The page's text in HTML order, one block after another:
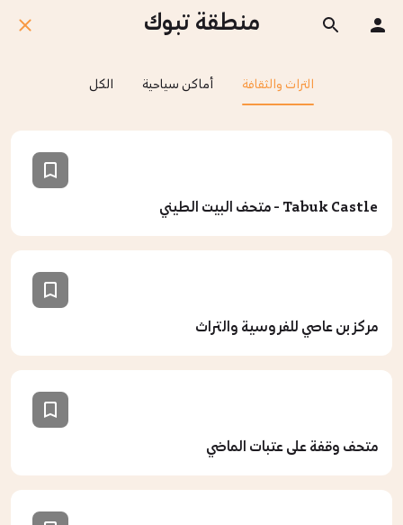
منطقة تبوك
الكل أماكن سياحية التراث والثقافة
Tabuk Castle - متحف البيت الطيني
مركز بن عاصي للفروسية والتراث
متحف وقفة على عتبات الماضي